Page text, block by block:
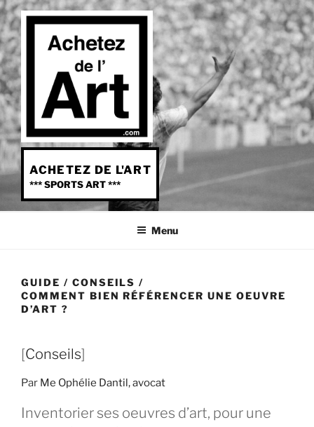
Aller
au
contenu
principal
ACHETEZ DE L'ART
*** SPORTS ART ***
Menu
GUIDE / CONSEILS /
COMMENT BIEN RÉFÉRENCER UNE OEUVRE
D’ART ?
[Conseils]
Par Me Ophélie Dantil, avocat
Inventorier ses oeuvres d’art, pour une